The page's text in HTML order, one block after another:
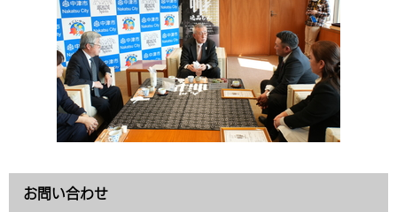
お問い合わせ